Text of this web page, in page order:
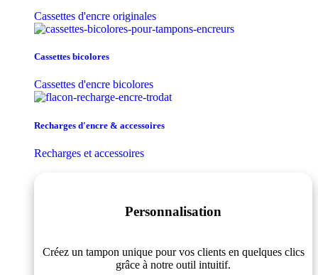
Cassettes d'encre originales
Cassettes bicolores
Cassettes d'encre bicolores
Recharges d'encre & accessoires
Recharges et accessoires
Personnalisation
Créez un tampon unique pour vos clients en quelques clics
grâce à notre outil intuitif.